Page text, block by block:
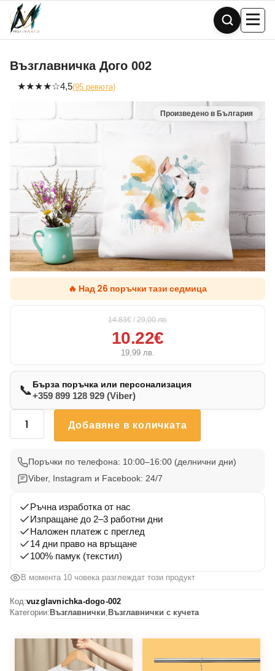
Skip
content
Възглавничка Дого 002
★★★★☆4,5(95 ревюта)
🔥 Над 26 поръчки тази седмица
14.83€ / 29,00лв.
10.22€
19,99 лв.
📞Бърза поръчка или персонализация
+359 899 128 929 (Viber)
количество
Възглавничка
Дого
002
Добавяне в количката
Поръчки по телефона: 10:00–16:00 (делнични дни)
Viber, Instagram и Facebook: 24/7
Ръчна изработка от нас
Изпращане до 2–3 работни дни
Наложен платеж с преглед
14 дни право на връщане
100% памук (текстил)
В момента 10 човека разглеждат този продукт
Код:vuzglavnichka-dogo-002
Категории: Възглавнички, Възглавнички с кучета